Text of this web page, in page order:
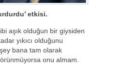
etkisi.
aşık olduğun bir giysiden
yıkıcı olduğunu
bana tam olarak
onu almam.